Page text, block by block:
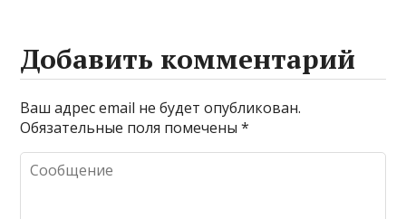
Добавить комментарий
Ваш адрес email не будет опубликован.
Обязательные поля помечены*